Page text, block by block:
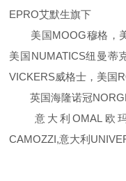
EPRO艾默生旗下
美国MOOG穆格，美
美国NUMATICS纽曼蒂
VICKERS威格士，美国
英国海隆诺冠
意大利OMAL欧玛
CAMOZZI,意大利